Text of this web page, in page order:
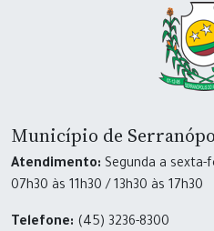
Município de
Atendimento: Segunda a
07h30 às 11h30 / 13h30 às 17h30
Telefone: (45) 3236-8300